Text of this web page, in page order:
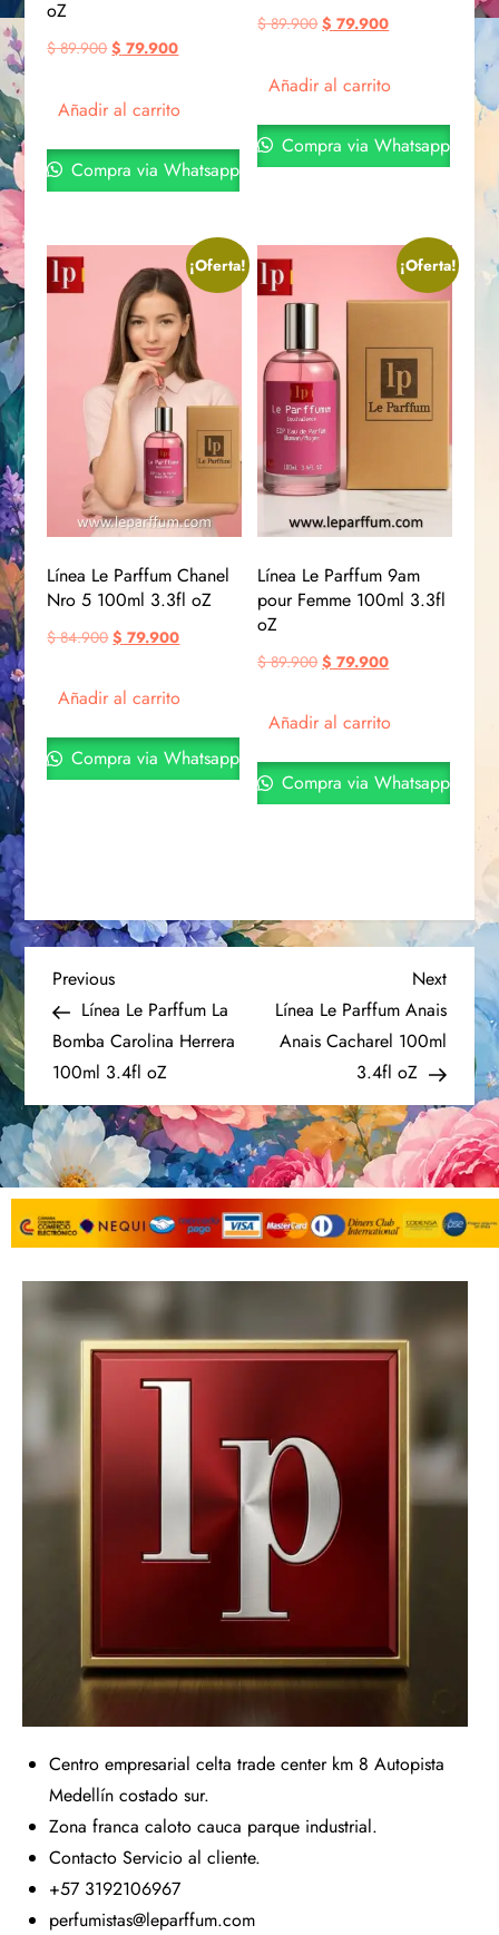
oZ
$89.900 $ 79.900
Añadir al carrito
Compra via Whatsapp
$89.900 $ 79.900
Añadir al carrito
Compra via Whatsapp
¡Oferta!
Línea Le Parffum Chanel
Nro 5 100ml 3.3fl oZ
$84.900 $ 79.900
Añadir al carrito
Compra via Whatsapp
¡Oferta!
Línea Le Parffum 9am
pour Femme 100ml 3.3fl
oZ
$89.900 $ 79.900
Añadir al carrito
Compra via Whatsapp
Previous
Línea Le Parffum La
Bomba Carolina Herrera
100ml 3.4fl oZ
Next
Línea Le Parffum Anais
Anais Cacharel 100ml
3.4fl oZ
Centro empresarial celta trade center km 8 Autopista
Medellín costado sur.
Zona franca caloto cauca parque industrial.
Contacto Servicio al cliente.
+57 3192106967
perfumistas@leparffum.com